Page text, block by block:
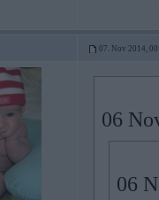
07. Nov 2014,
06
06